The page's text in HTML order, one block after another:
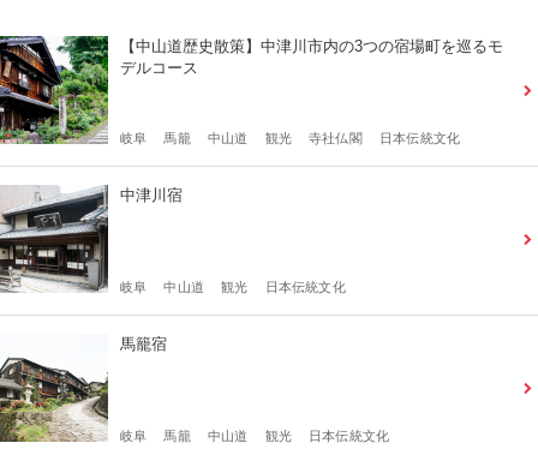
【中山道歴史散策】中津川市内の3つの宿場町を巡るモ
デルコース
岐阜 馬籠 中山道 観光 寺社仏閣 日本伝統文化
中津川宿
岐阜 中山道 観光 日本伝統文化
馬籠宿
岐阜 馬籠 中山道 観光 日本伝統文化